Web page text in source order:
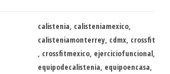
calistenia, calisteniamexico,
calisteniamonterrey, cdmx, crossfit
, crossfitmexico, ejerciciofuncional,
equipodecalistenia, equipoencasa,